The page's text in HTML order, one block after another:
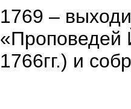
1769 –
«Проповедей
1766гг.) и